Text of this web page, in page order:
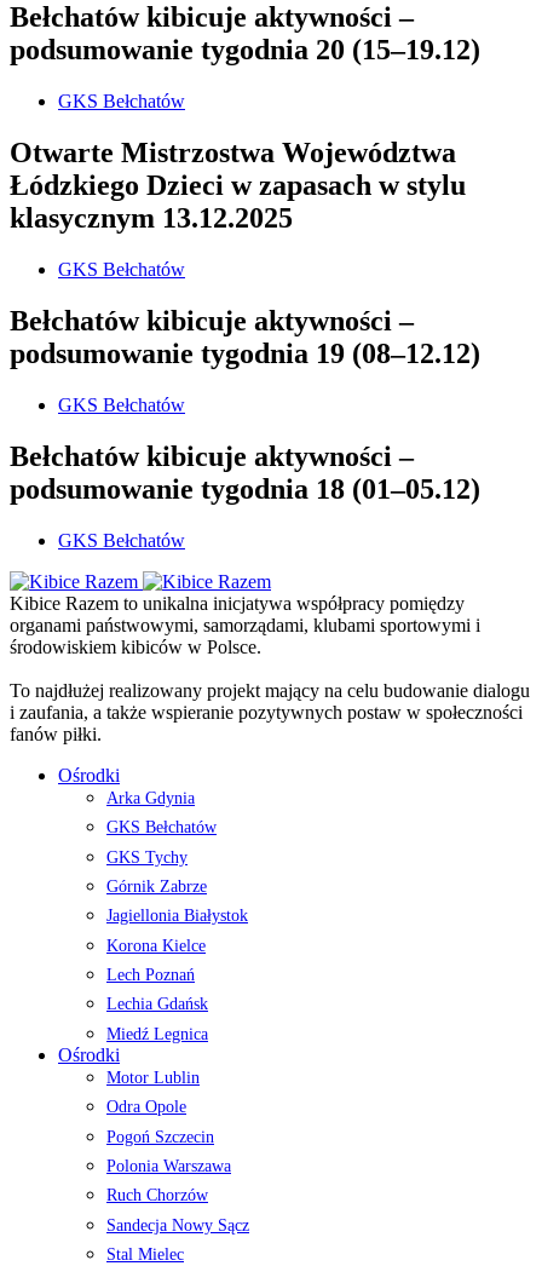
Bełchatów kibicuje aktywności –
podsumowanie tygodnia 20 (15–19.12)
GKS Bełchatów
Otwarte Mistrzostwa Województwa
Łódzkiego Dzieci w zapasach w stylu
klasycznym 13.12.2025
GKS Bełchatów
Bełchatów kibicuje aktywności –
podsumowanie tygodnia 19 (08–12.12)
GKS Bełchatów
Bełchatów kibicuje aktywności –
podsumowanie tygodnia 18 (01–05.12)
GKS Bełchatów
Kibice Razem to unikalna inicjatywa współpracy pomiędzy
organami państwowymi, samorządami, klubami sportowymi i
środowiskiem kibiców w Polsce.
To najdłużej realizowany projekt mający na celu budowanie dialogu
i zaufania, a także wspieranie pozytywnych postaw w społeczności
fanów piłki.
Ośrodki
Arka Gdynia
GKS Bełchatów
GKS Tychy
Górnik Zabrze
Jagiellonia Białystok
Korona Kielce
Lech Poznań
Lechia Gdańsk
Miedź Legnica
Ośrodki
Motor Lublin
Odra Opole
Pogoń Szczecin
Polonia Warszawa
Ruch Chorzów
Sandecja Nowy Sącz
Stal Mielec